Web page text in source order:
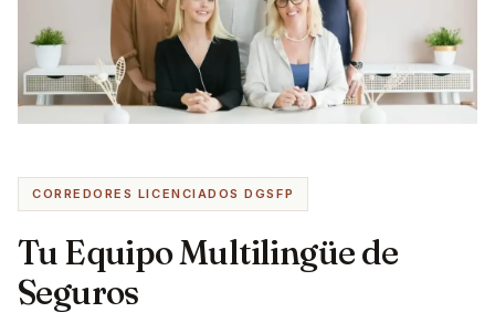
CORREDORES LICENCIADOS DGSFP
Tu Equipo Multilingüe de
Seguros